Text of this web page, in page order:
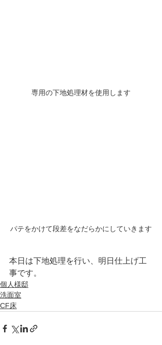
専用の下地処理材を使用します
パテをかけて段差をなだらかにしていきます
本日は下地処理を行い、明日仕上げ工
事です。
個人様邸
洗面室
CF床